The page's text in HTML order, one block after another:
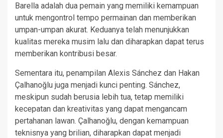
Barella adalah dua pemain yang memiliki kemampuan
untuk mengontrol tempo permainan dan memberikan
umpan-umpan akurat. Keduanya telah menunjukkan
kualitas mereka musim lalu dan diharapkan dapat terus
memberikan kontribusi besar.
Sementara itu, penampilan Alexis Sánchez dan Hakan
Çalhanoğlu juga menjadi kunci penting. Sánchez,
meskipun sudah berusia lebih tua, tetap memiliki
kecepatan dan kreativitas yang dapat mengancam
pertahanan lawan. Çalhanoğlu, dengan kemampuan
teknisnya yang brilian, diharapkan dapat menjadi